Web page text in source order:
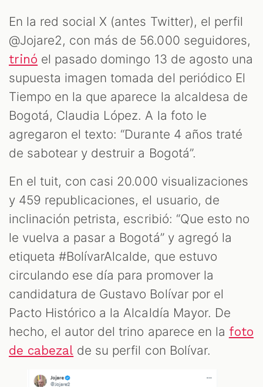
En la red social X (antes Twitter), el perfil
@Jojare2, con más de 56.000 seguidores,
trinó el pasado domingo 13 de agosto una
supuesta imagen tomada del periódico El
Tiempo en la que aparece la alcaldesa de
Bogotá, Claudia López. A la foto le
agregaron el texto: “Durante 4 años traté
de sabotear y destruir a Bogotá”.
En el tuit, con casi 20.000 visualizaciones
y 459 republicaciones, el usuario, de
inclinación petrista, escribió: “Que esto no
le vuelva a pasar a Bogotá” y agregó la
etiqueta #BolívarAlcalde, que estuvo
circulando ese día para promover la
candidatura de Gustavo Bolívar por el
Pacto Histórico a la Alcaldía Mayor. De
hecho, el autor del trino aparece en la foto
de cabezal de su perfil con Bolívar.